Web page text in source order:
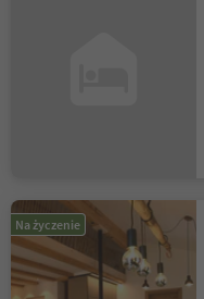
Na życzenie